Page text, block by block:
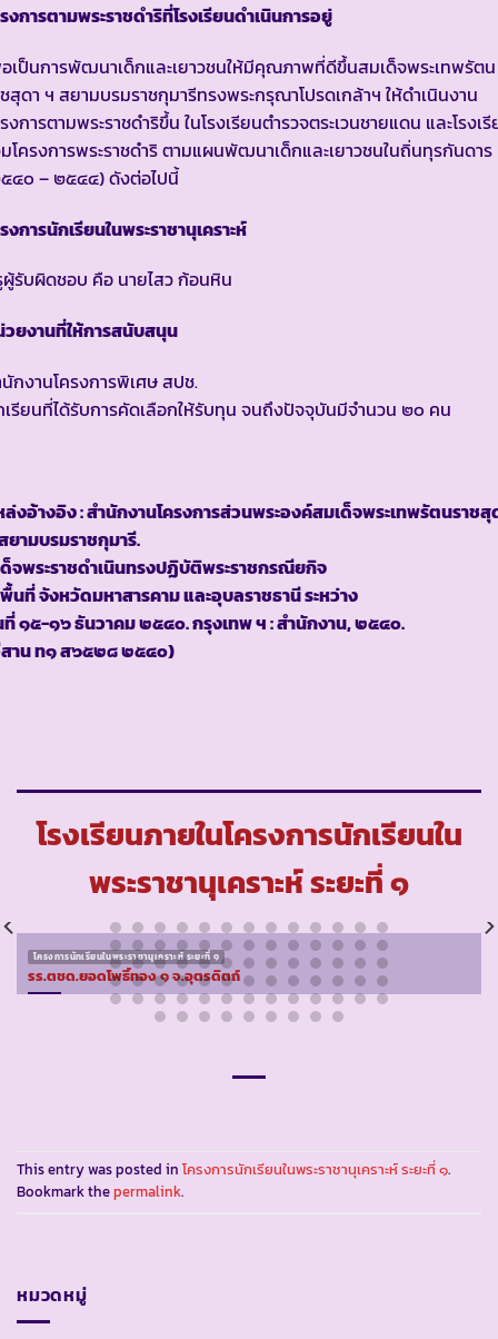
งการตามพระราชดำริที่โรงเรียนดำเนินการอยู่
เป็นการพัฒนาเด็กและเยาวชนให้มีคุณภาพที่ดีขึ้นสมเด็จพระเทพรัตน
สุดา ฯ สยามบรมราชกุมารีทรงพระกรุณาโปรดเกล้าฯ ให้ดำเนินงาน
งการตามพระราชดำริขึ้น ในโรงเรียนตำรวจตระเวนชายแดน และโรงเ
โครงการพระราชดำริ ตามแผนพัฒนาเด็กและเยาวชนในถิ่นทุรกันดาร
๔๐ – ๒๕๔๔) ดังต่อไปนี้
งการนักเรียนในพระราชานุเคราะห์
รับผิดชอบ คือ นายไสว ก้อนหิน
ยงานที่ให้การสนับสนุน
กงานโครงการพิเศษ สปช.
รียนที่ได้รับการคัดเลือกให้รับทุน จนถึงปัจจุบันมีจำนวน ๒๐ คน
งอ้างอิง : สำนักงานโครงการส่วนพระองค์สมเด็จพระเทพรัตนราชสุ
ยามบรมราชกุมารี.
จพระราชดำเนินทรงปฏิบัติพระราชกรณียกิจ
นที่ จังหวัดมหาสารคาม และอุบลราชธานี ระหว่าง
๑๕-๑๖ ธันวาคม ๒๕๔๐. กรุงเทพ ฯ : สำนักงาน, ๒๕๔๐.
าน ท๑ ส๖๕๒๘ ๒๕๔๐)
โรงเรียนภายในโครงการนักเรียนใน
พระราชานุเคราะห์ ระยะที่ ๑
โครงการนักเรียนในพระราชานุเคราะห์ ระยะที่ ๑
รร.ตชด.ยอดโพธิ์ทอง ๑ จ.อุตรดิตถ์
This entry was posted in โครงการนักเรียนในพระราชานุเคราะห์ ระยะที่ ๑.
Bookmark thepermalink.
หมวดหมู่